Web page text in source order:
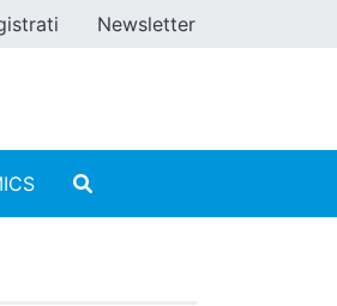
Newsletter